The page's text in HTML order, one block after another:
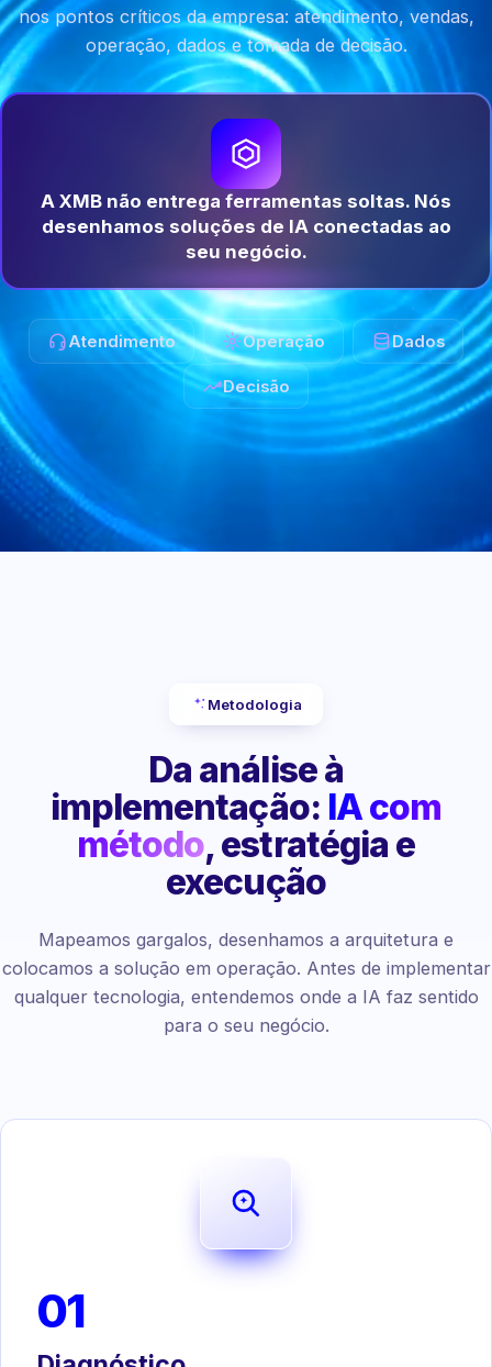
nos pontos críticos da empresa: atendimento, vendas,
operação, dados e tomada de decisão.
A XMB não entrega ferramentas soltas. Nós
desenhamos soluções de IA conectadas ao
seu negócio.
Atendimento Operação Dados
Decisão
Metodologia
Da análise à
implementação: IA com
método, estratégia e
execução
Mapeamos gargalos, desenhamos a arquitetura e
colocamos a solução em operação. Antes de implementar
qualquer tecnologia, entendemos onde a IA faz sentido
para o seu negócio.
01